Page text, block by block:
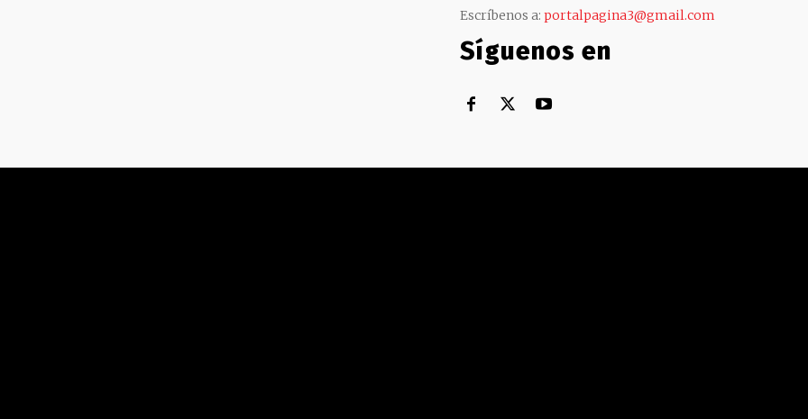
Escríbenos a: portalpagina3@gmail.com
Síguenos en